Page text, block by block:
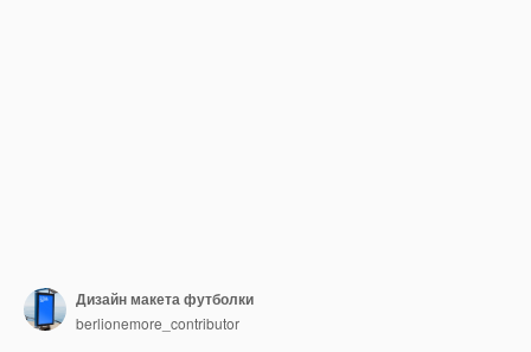
Дизайн макета футболки
berlionemore_contributor